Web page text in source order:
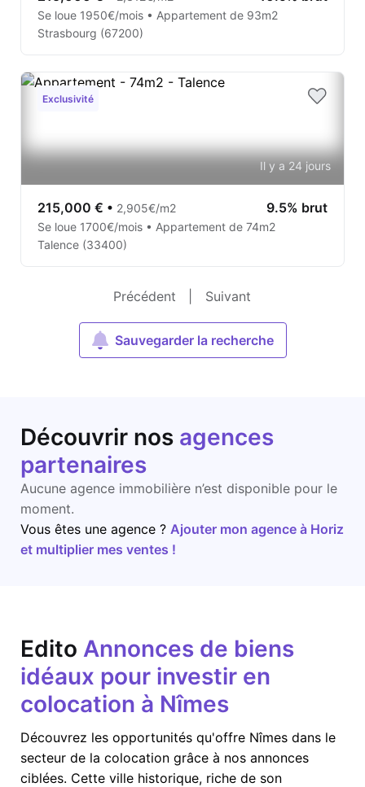
Se loue 1950€/mois • Appartement de 93m2
Strasbourg (67200)
Exclusivité
Il y a 24 jours
215,000 € • 2,905€/m2 9.5% brut
Se loue 1700€/mois • Appartement de 74m2
Talence (33400)
Précédent Suivant
Sauvegarder la recherche
Découvrir nos agences
partenaires
Aucune agence immobilière n’est disponible pour le
moment.
Vous êtes une agence ? Ajouter mon agence à Horiz
et multiplier mes ventes !
Edito Annonces de biens
idéaux pour investir en
colocation à Nîmes
Découvrez les opportunités qu'offre Nîmes dans le
secteur de la colocation grâce à nos annonces
ciblées. Cette ville historique, riche de son